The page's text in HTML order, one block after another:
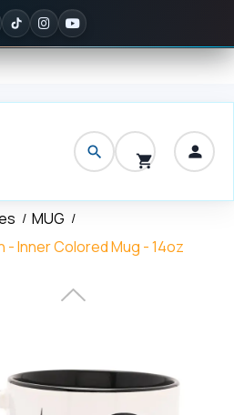
✦ Noté5/5 sur Google
MUG
- Inner Colored Mug - 14oz